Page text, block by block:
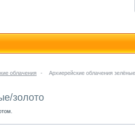
облачения - Архиерейские облачения
золото